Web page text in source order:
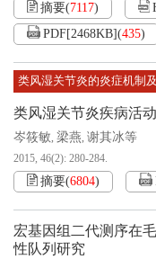
摘要(7117)
PDF[2468KB](435)
类风湿关节炎的炎症机制
类风湿关节炎疾病活
岑筱敏, 梁燕, 谢其冰等
2015, 46(2): 280-284.
摘要(6804)
宏基因组二代测序在
性队列研究